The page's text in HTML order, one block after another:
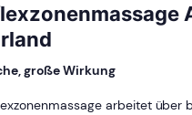
große Wirkung
arbeitet über